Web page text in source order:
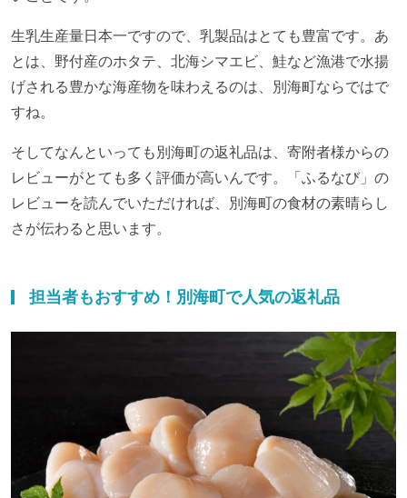
生乳生産量日本一ですので、乳製品はとても豊富です。あ
とは、野付産のホタテ、北海シマエビ、鮭など漁港で水揚
げされる豊かな海産物を味わえるのは、別海町ならではで
すね。
そしてなんといっても別海町の返礼品は、寄附者様からの
レビューがとても多く評価が高いんです。「ふるなび」の
レビューを読んでいただければ、別海町の食材の素晴らし
さが伝わると思います。
担当者もおすすめ！別海町で人気の返礼品